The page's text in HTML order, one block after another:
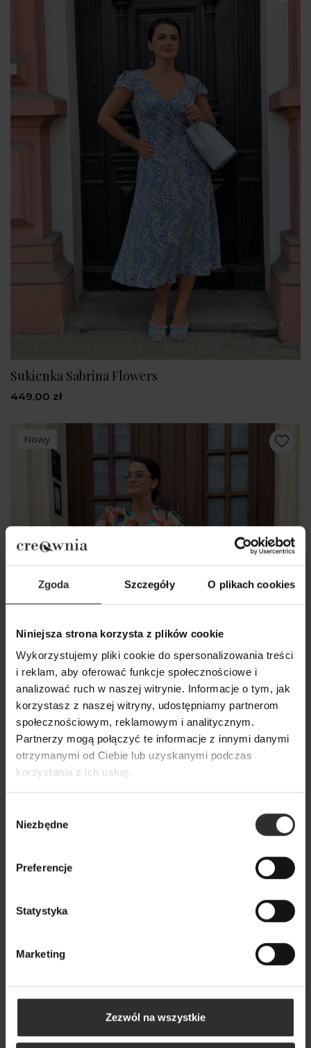
Zgoda Szczegóły O plikach cookies
Niniejsza strona korzysta z plików cookie
Wykorzystujemy pliki cookie do spersonalizowania treści
i reklam, aby oferować funkcje społecznościowe i
analizować ruch w naszej witrynie. Informacje o tym, jak
korzystasz z naszej witryny, udostępniamy partnerom
społecznościowym, reklamowym i analitycznym.
Partnerzy mogą połączyć te informacje z innymi danymi
otrzymanymi od Ciebie lub uzyskanymi podczas
korzystania z ich usług.
zgody
Niezbędne
Preferencje
Statystyka
Marketing
Zezwól na wszystkie
Sukienka Sabrina Flowers
449,00 zł
Nowy
Sukienka Długa z rękawkiem 3/4 Elen Flowers